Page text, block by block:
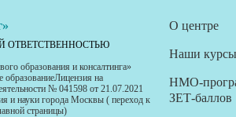
ОТВЕТСТВЕННОСТЬЮ
образования и консалтинга»
образованиеЛицензия на
№ 041598 от 21.07.2021
и науки города Москвы ( переход к
страницы)
О центре
Наши курсы
НМО-
ЗЕТ-баллов